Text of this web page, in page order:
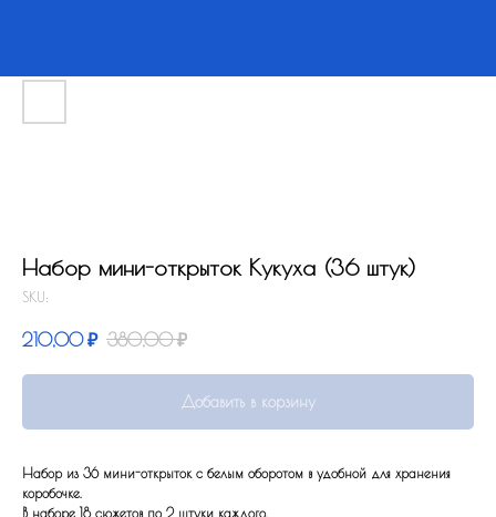
Набор мини-открыток Кукуха (36 штук)
SKU:
210,00 ₽ 380,00 ₽
Добавить в корзину
Набор из 36 мини-открыток с белым оборотом в удобной для хранения
коробочке.
В наборе 18 сюжетов по 2 штуки каждого.